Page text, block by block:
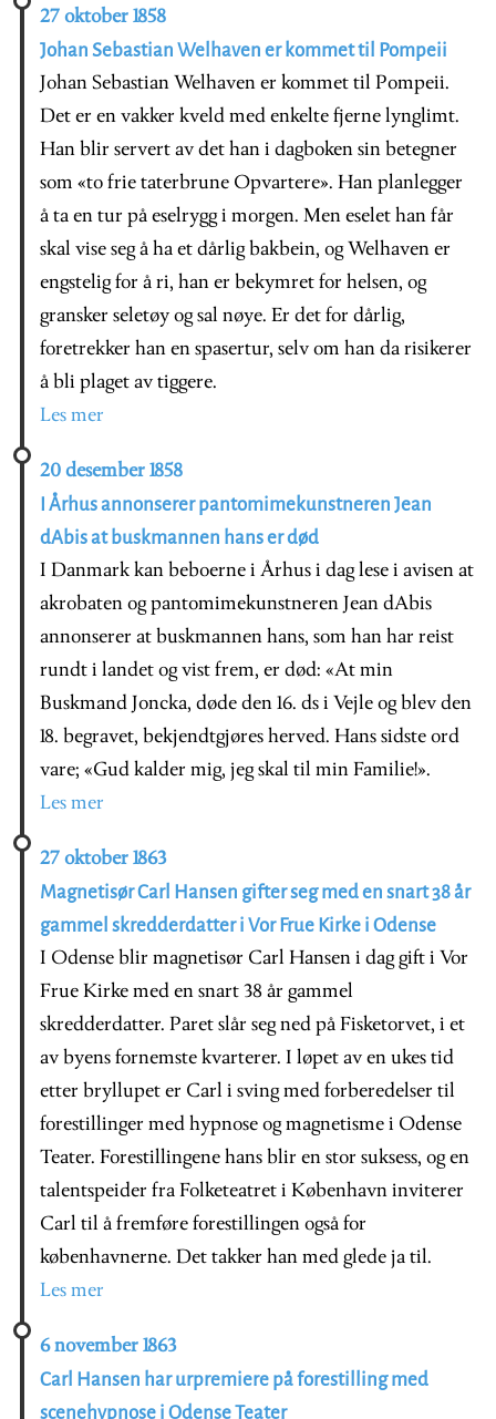
27 oktober 1858
Johan Sebastian Welhaven er kommet til Pompeii
Johan Sebastian Welhaven er kommet til Pompeii.
Det er en vakker kveld med enkelte fjerne lynglimt.
Han blir servert av det han i dagboken sin betegner
som «to frie taterbrune Opvartere». Han planlegger
å ta en tur på eselrygg i morgen. Men eselet han får
skal vise seg å ha et dårlig bakbein, og Welhaven er
engstelig for å ri, han er bekymret for helsen, og
gransker seletøy og sal nøye. Er det for dårlig,
foretrekker han en spasertur, selv om han da risikerer
å bli plaget av tiggere.
Les mer
20 desember 1858
I Århus annonserer pantomimekunstneren Jean
dAbis at buskmannen hans er død
I Danmark kan beboerne i Århus i dag lese i avisen at
akrobaten og pantomimekunstneren Jean dAbis
annonserer at buskmannen hans, som han har reist
rundt i landet og vist frem, er død: «At min
Buskmand Joncka, døde den 16. ds i Vejle og blev den
18. begravet, bekjendtgjøres herved. Hans sidste ord
vare; «Gud kalder mig, jeg skal til min Familie!».
Les mer
27 oktober 1863
Magnetisør Carl Hansen gifter seg med en snart 38 år
gammel skredderdatter i Vor Frue Kirke i Odense
I Odense blir magnetisør Carl Hansen i dag gift i Vor
Frue Kirke med en snart 38 år gammel
skredderdatter. Paret slår seg ned på Fisketorvet, i et
av byens fornemste kvarterer. I løpet av en ukes tid
etter bryllupet er Carl i sving med forberedelser til
forestillinger med hypnose og magnetisme i Odense
Teater. Forestillingene hans blir en stor suksess, og en
talentspeider fra Folketeatret i København inviterer
Carl til å fremføre forestillingen også for
københavnerne. Det takker han med glede ja til.
Les mer
6 november 1863
Carl Hansen har urpremiere på forestilling med
scenehypnose i Odense Teater